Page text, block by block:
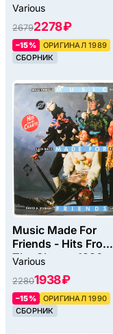
Various
26792278 ₽
–15%
ОРИГИНАЛ 1989
СБОРНИК
Music Made For
Friends - Hits From
The Charts, 1990
Various
22801938 ₽
–15%
ОРИГИНАЛ 1990
СБОРНИК